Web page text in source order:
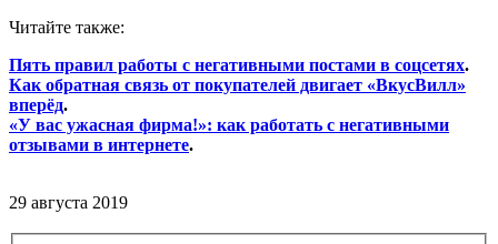
Читайте также:
Пять правил работы с негативными постами в соцсетях.
Как обратная связь от покупателей двигает «ВкусВилл»
вперёд.
«У вас ужасная фирма!»: как работать с негативными
отзывами в интернете.
29 августа 2019